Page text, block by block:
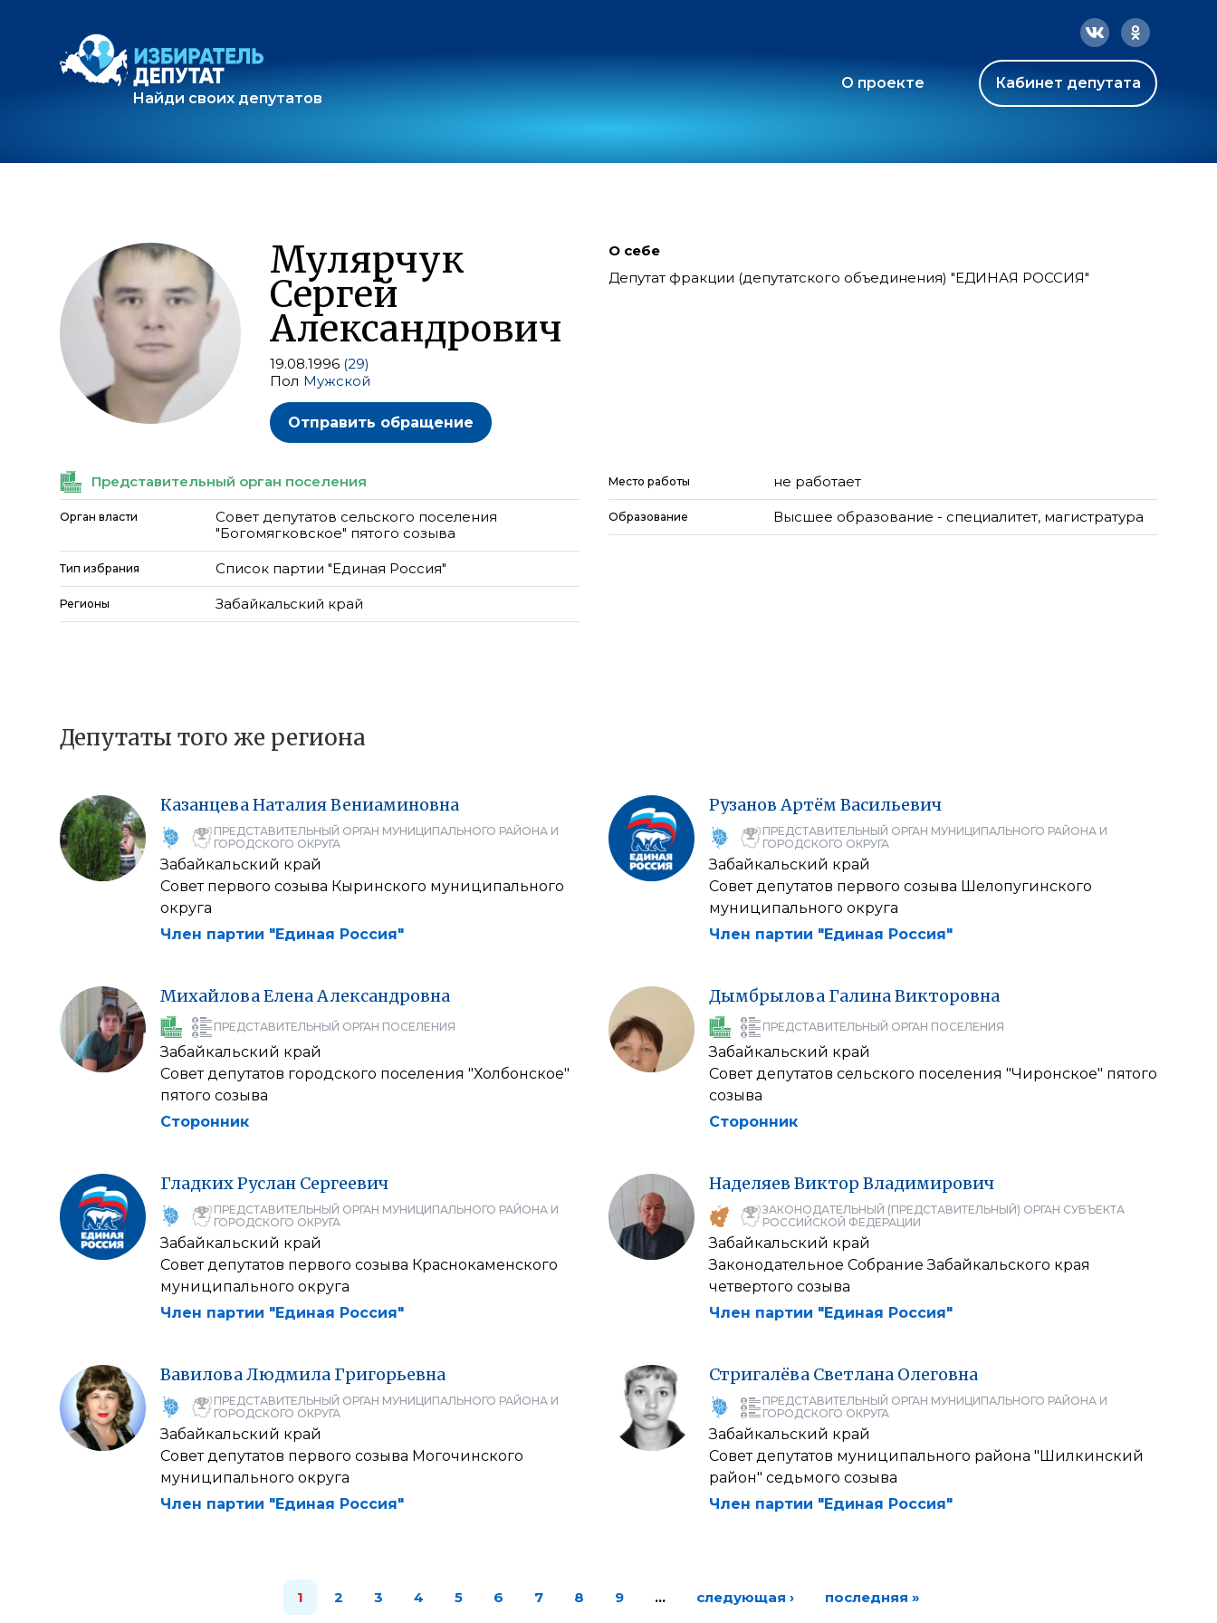
Найди своих депутатов
О проекте Кабинет депутата
Мулярчук
Сергей
Александрович
19.08.1996 (29)
Пол Мужской
Отправить обращение
О себе
Депутат фракции (депутатского объединения) "ЕДИНАЯ РОССИЯ"
Представительный орган поселения
Орган власти
Совет депутатов сельского поселения
"Богомягковское" пятого созыва
Тип избрания Список партии "Единая Россия"
Регионы Забайкальский край
Место работы не работает
Образование Высшее образование - специалитет, магистратура
Депутаты того же региона
КазанцеваНаталияВениаминовна
ПРЕДСТАВИТЕЛЬНЫЙ ОРГАН МУНИЦИПАЛЬНОГО РАЙОНА И
ГОРОДСКОГО ОКРУГА
Забайкальский край
Совет первого созыва Кыринского муниципального
округа
Член партии "Единая Россия"
Рузанов Артём Васильевич
ПРЕДСТАВИТЕЛЬНЫЙ ОРГАН МУНИЦИПАЛЬНОГО РАЙОНА И
ГОРОДСКОГО ОКРУГА
Забайкальский край
Совет депутатов первого созыва Шелопугинского
муниципального округа
Член партии "Единая Россия"
МихайловаЕленаАлександровна
ПРЕДСТАВИТЕЛЬНЫЙ ОРГАН ПОСЕЛЕНИЯ
Забайкальский край
Совет депутатов городского поселения "Холбонское"
пятого созыва
Сторонник
Дымбрылова ГалинаВикторовна
ПРЕДСТАВИТЕЛЬНЫЙ ОРГАН ПОСЕЛЕНИЯ
Забайкальский край
Совет депутатов сельского поселения "Чиронское" пятого
созыва
Сторонник
ГладкихРуслан Сергеевич
ПРЕДСТАВИТЕЛЬНЫЙ ОРГАН МУНИЦИПАЛЬНОГО РАЙОНА И
ГОРОДСКОГО ОКРУГА
Забайкальский край
Совет депутатов первого созыва Краснокаменского
муниципального округа
Член партии "Единая Россия"
Наделяев Виктор Владимирович
ЗАКОНОДАТЕЛЬНЫЙ (ПРЕДСТАВИТЕЛЬНЫЙ) ОРГАН СУБЪЕКТА
РОССИЙСКОЙ ФЕДЕРАЦИИ
Забайкальский край
Законодательное Cобрание Забайкальского края
четвертого созыва
Член партии "Единая Россия"
ВавиловаЛюдмила Григорьевна
ПРЕДСТАВИТЕЛЬНЫЙ ОРГАН МУНИЦИПАЛЬНОГО РАЙОНА И
ГОРОДСКОГО ОКРУГА
Забайкальский край
Совет депутатов первого созыва Могочинского
муниципального округа
Член партии "Единая Россия"
Стригалёва Светлана Олеговна
ПРЕДСТАВИТЕЛЬНЫЙ ОРГАН МУНИЦИПАЛЬНОГО РАЙОНА И
ГОРОДСКОГО ОКРУГА
Забайкальский край
Совет депутатов муниципального района "Шилкинский
район" седьмого созыва
Член партии "Единая Россия"
1 2 3 4 5 6 7 8 9 … следующая › последняя »